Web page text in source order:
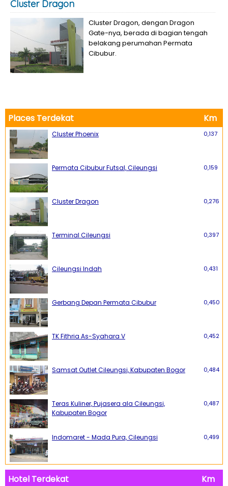
Cluster Dragon
Cluster Dragon, dengan Dragon
Gate-nya, berada di bagian tengah
belakang perumahan Permata
Cibubur.
Places Terdekat Km
Cluster Phoenix 0,137
Permata Cibubur Futsal, Cileungsi 0,159
Cluster Dragon 0,276
Terminal Cileungsi 0,397
Cileungsi Indah 0,431
Gerbang Depan Permata Cibubur 0,450
TK Fithria As-Syahara V 0,452
Samsat Outlet Cileungsi, Kabupaten Bogor 0,484
Teras Kuliner, Pujasera ala Cileungsi,
Kabupaten Bogor
0,487
Indomaret - Mada Pura, Cileungsi 0,499
Hotel Terdekat Km